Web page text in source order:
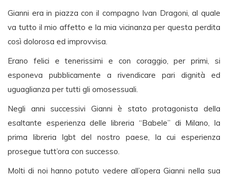
Gianni era in piazza con il compagno Ivan Dragoni, al quale
va tutto il mio affetto e la mia vicinanza per questa perdita
così dolorosa ed improvvisa.
Erano felici e tenerissimi e con coraggio, per primi, si
esponeva pubblicamente a rivendicare pari dignità ed
uguaglianza per tutti gli omosessuali.
Negli anni successivi Gianni è stato protagonista della
esaltante esperienza delle libreria “Babele” di Milano, la
prima libreria lgbt del nostro paese, la cui esperienza
prosegue tutt’ora con successo.
Molti di noi hanno potuto vedere all’opera Gianni nella sua